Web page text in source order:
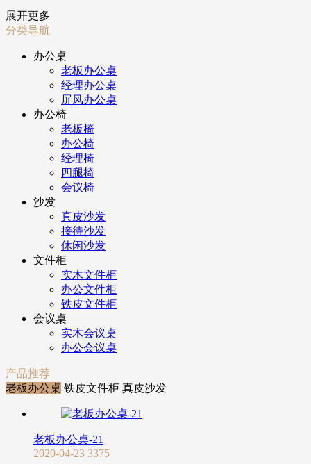
展开更多
分类导航
办公桌
老板办公桌
经理办公桌
屏风办公桌
办公椅
老板椅
办公椅
经理椅
四腿椅
会议椅
沙发
真皮沙发
接待沙发
休闲沙发
文件柜
实木文件柜
办公文件柜
铁皮文件柜
会议桌
实木会议桌
办公会议桌
产品推荐
老板办公桌 铁皮文件柜 真皮沙发
老板办公桌-21
2020-04-23 3375